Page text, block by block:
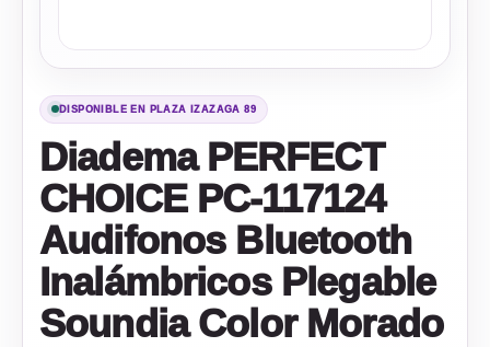
DISPONIBLE EN PLAZA IZAZAGA 89
Diadema PERFECT
CHOICE PC-117124
Audifonos Bluetooth
Inalámbricos Plegable
Soundia Color Morado